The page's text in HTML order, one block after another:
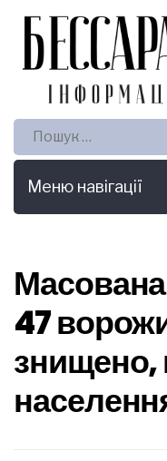
Пошук:
Меню навігації
Масована
47
знищено,